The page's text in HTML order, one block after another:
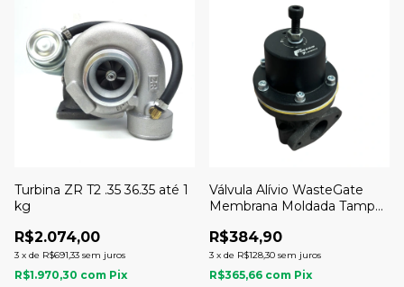
Turbina ZR T2 .35 36.35 até 1
kg
R$2.074,00
3 x de R$691,33 sem juros
R$1.970,30 com Pix
Válvula Alívio WasteGate
Membrana Moldada Tampa
R$384,90
3 x de R$128,30 sem juros
R$365,66 com Pix